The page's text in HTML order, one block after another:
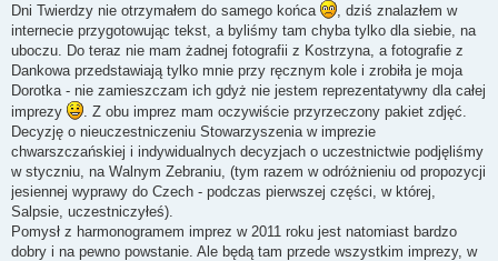
Dni Twierdzy nie otrzymałem do samego końca
, dziś znalazłem w
internecie przygotowując tekst, a byliśmy tam chyba tylko dla siebie, na
uboczu. Do teraz nie mam żadnej fotografii z Kostrzyna, a fotografie z
Dankowa przedstawiają tylko mnie przy ręcznym kole i zrobiła je moja
Dorotka - nie zamieszczam ich gdyż nie jestem reprezentatywny dla całej
imprezy
. Z obu imprez mam oczywiście przyrzeczony pakiet zdjęć.
Decyzję o nieuczestniczeniu Stowarzyszenia w imprezie
chwarszczańskiej i indywidualnych decyzjach o uczestnictwie podjęliśmy
w styczniu, na Walnym Zebraniu, (tym razem w odróżnieniu od propozycji
jesiennej wyprawy do Czech - podczas pierwszej części, w której,
Salpsie, uczestniczyłeś).
Pomysł z harmonogramem imprez w 2011 roku jest natomiast bardzo
dobry i na pewno powstanie. Ale będą tam przede wszystkim imprezy, w